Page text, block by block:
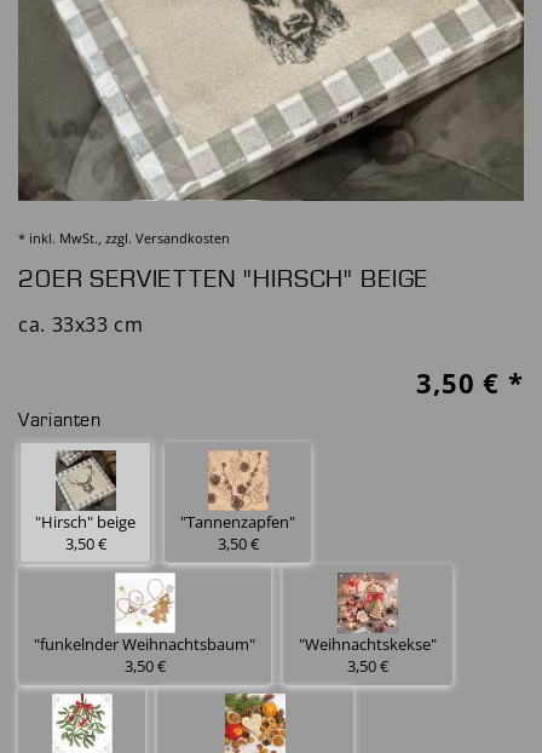
* inkl. MwSt., zzgl. Versandkosten
20ER SERVIETTEN "HIRSCH" BEIGE
ca. 33x33 cm
3,50 € *
Varianten
"Hirsch" beige
3,50 €
"Tannenzapfen"
3,50 €
"funkelnder Weihnachtsbaum"
3,50 €
"Weihnachtskekse"
3,50 €